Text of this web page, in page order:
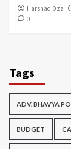
Harshad Oza
0
Tags
ADV. BHAVYA
BUDGET